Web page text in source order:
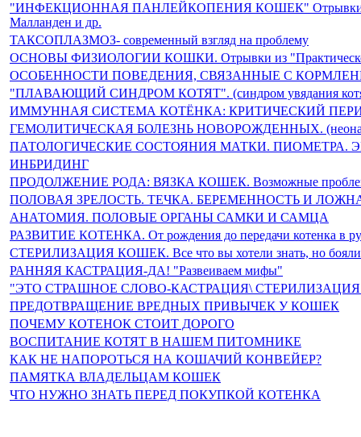
"ИНФЕКЦИОННАЯ ПАНЛЕЙКОПЕНИЯ КОШЕК" Отрывки из
Малланден и др.
ТАКСОПЛАЗМОЗ- современный взгляд на проблему
ОСНОВЫ ФИЗИОЛОГИИ КОШКИ. Отрывки из "Практического
ОСОБЕННОСТИ ПОВЕДЕНИЯ, СВЯЗАННЫЕ С
"ПЛАВАЮЩИЙ СИНДРОМ КОТЯТ". (синдром увядания
ИММУННАЯ СИСТЕМА КОТЁНКА: КРИТИЧЕСКИЙ
ГЕМОЛИТИЧЕСКАЯ БОЛЕЗНЬ НОВОРОЖДЕННЫХ.
ПАТОЛОГИЧЕСКИЕ СОСТОЯНИЯ МАТКИ. ПИОМЕТРА.
ИНБРИДИНГ
ПРОДОЛЖЕНИЕ РОДА: ВЯЗКА КОШЕК. Возможные
ПОЛОВАЯ ЗРЕЛОСТЬ. ТЕЧКА. БЕРЕМЕННОСТЬ И
АНАТОМИЯ. ПОЛОВЫЕ ОРГАНЫ САМКИ И САМЦА
РАЗВИТИЕ КОТЕНКА. От рождения до передачи котенка в
СТЕРИЛИЗАЦИЯ КОШЕК. Все что вы хотели знать, но
РАННЯЯ КАСТРАЦИЯ-ДА! "Развеиваем мифы"
"ЭТО СТРАШНОЕ СЛОВО-КАСТРАЦИЯ\ СТЕРИЛИЗАЦИЯ!"
ПРЕДОТВРАЩЕНИЕ ВРЕДНЫХ ПРИВЫЧЕК У КОШЕК
ПОЧЕМУ КОТЕНОК СТОИТ ДОРОГО
ВОСПИТАНИЕ КОТЯТ В НАШЕМ ПИТОМНИКЕ
КАК НЕ НАПОРОТЬСЯ НА КОШАЧИЙ КОНВЕЙЕР?
ПАМЯТКА ВЛАДЕЛЬЦАМ КОШЕК
ЧТО НУЖНО ЗНАТЬ ПЕРЕД ПОКУПКОЙ КОТЕНКА